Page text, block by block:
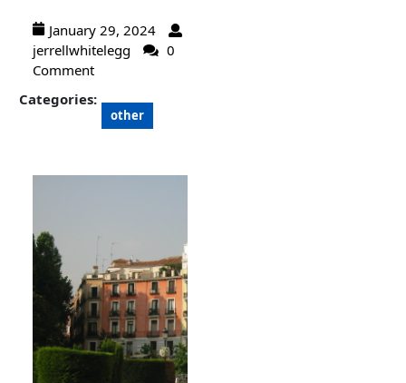
January 29, 2024
jerrellwhitelegg
0
Comment
Categories:
other